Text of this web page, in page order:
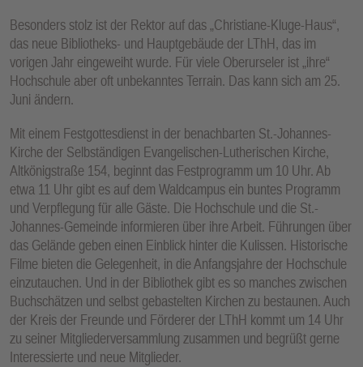
Besonders stolz ist der Rektor auf das „Christiane-Kluge-Haus“,
das neue Bibliotheks- und Hauptgebäude der LThH, das im
vorigen Jahr eingeweiht wurde. Für viele Oberurseler ist „ihre“
Hochschule aber oft unbekanntes Terrain. Das kann sich am 25.
Juni ändern.
Mit einem Festgottesdienst in der benachbarten St.-Johannes-
Kirche der Selbständigen Evangelischen-Lutherischen Kirche,
Altkönigstraße 154, beginnt das Festprogramm um 10 Uhr. Ab
etwa 11 Uhr gibt es auf dem Waldcampus ein buntes Programm
und Verpflegung für alle Gäste. Die Hochschule und die St.-
Johannes-Gemeinde informieren über ihre Arbeit. Führungen über
das Gelände geben einen Einblick hinter die Kulissen. Historische
Filme bieten die Gelegenheit, in die Anfangsjahre der Hochschule
einzutauchen. Und in der Bibliothek gibt es so manches zwischen
Buchschätzen und selbst gebastelten Kirchen zu bestaunen. Auch
der Kreis der Freunde und Förderer der LThH kommt um 14 Uhr
zu seiner Mitgliederversammlung zusammen und begrüßt gerne
Interessierte und neue Mitglieder.